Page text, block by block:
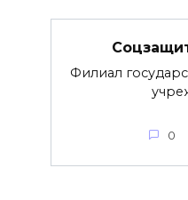
Филиал
0